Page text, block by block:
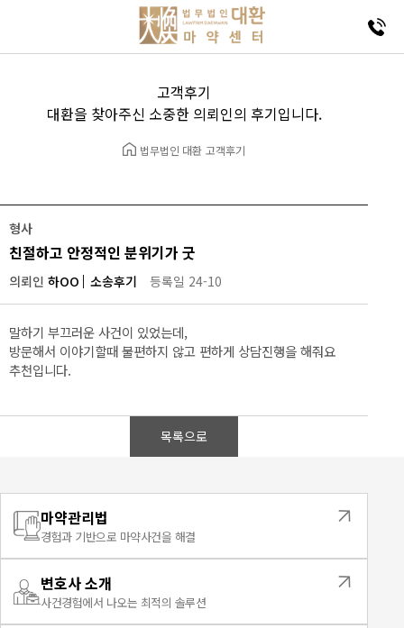
고객후기
대환을 찾아주신 소중한 의뢰인의 후기입니다.
법무법인 대환 고객후기
형사
친절하고 안정적인 분위기가 굿
의뢰인 하OO 소송후기 등록일 24-10
말하기 부끄러운 사건이 있었는데,
방문해서 이야기할때 불편하지 않고 편하게 상담진행을 해줘요
추천입니다.
목록으로
마약관리법
경험과 기반으로 마약사건을 해결
변호사 소개
사건경험에서 나오는 최적의 솔루션